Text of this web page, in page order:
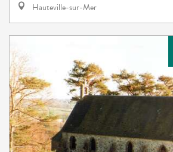
Hauteville-sur-Mer